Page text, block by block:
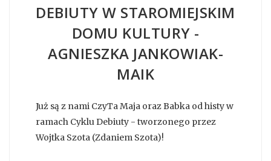
DEBIUTY W STAROMIEJSKIM
DOMU KULTURY -
AGNIESZKA JANKOWIAK-
MAIK
Już są z nami CzyTa Maja oraz Babka od histy w
ramach Cyklu Debiuty - tworzonego przez
Wojtka Szota (Zdaniem Szota)!